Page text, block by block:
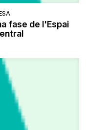
fase de l'Espai